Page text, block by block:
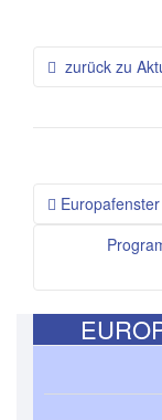
zurück zu